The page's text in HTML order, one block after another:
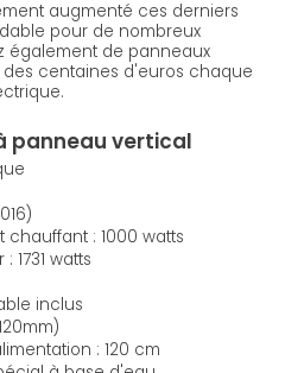
augmenté ces derniers
pour de nombreux
également de panneaux
centaines d'euros chaque
panneau vertical
chauffant : 1000 watts
1731 watts
inclus
: 120 cm